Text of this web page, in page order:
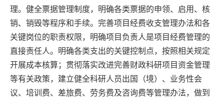
理。健全票据管理制度，明确各类票据的申领、启用、核
销、销毁等程序和手续。完善项目经费收支管理办法和各
关键岗位的职责权限，明确项目负责人是项目经费管理的
直接责任人。明确各类支出的关键控制点，按照相关规定
开展成本核算；贯彻落实改进完善财政科研项目资金管理
等有关政策，建立健全科研人员出国（境）、业务性会
议、培训费、差旅费、劳务费及咨询费等管理办法，做到